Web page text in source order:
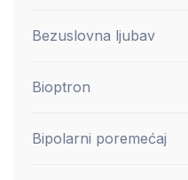
Bezuslovna ljubav
Bioptron
Bipolarni poremećaj